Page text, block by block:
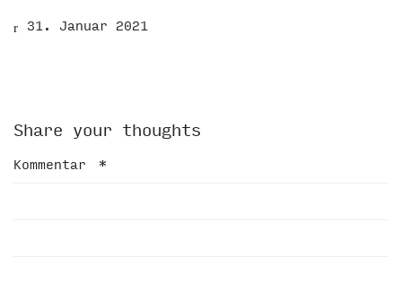
31. Januar 2021
Share your thoughts
Kommentar *